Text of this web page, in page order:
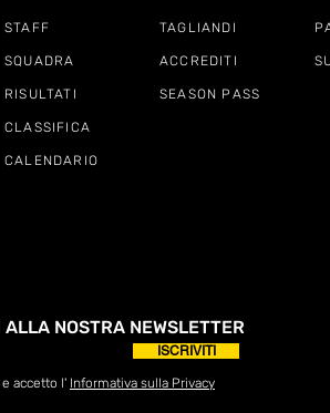
STAFF TAGLIANDI
SQUADRA ACCREDITI
RISULTATI SEASON PASS
CLASSIFICA
CALENDARIO
NOSTRA NEWSLETTER
ISCRIVITI
accetto l' Informativa sulla Privacy